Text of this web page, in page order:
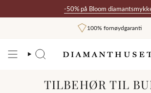
100% fornøydgaranti
SØK
-50% på Bloom
TILBEHØR TIL